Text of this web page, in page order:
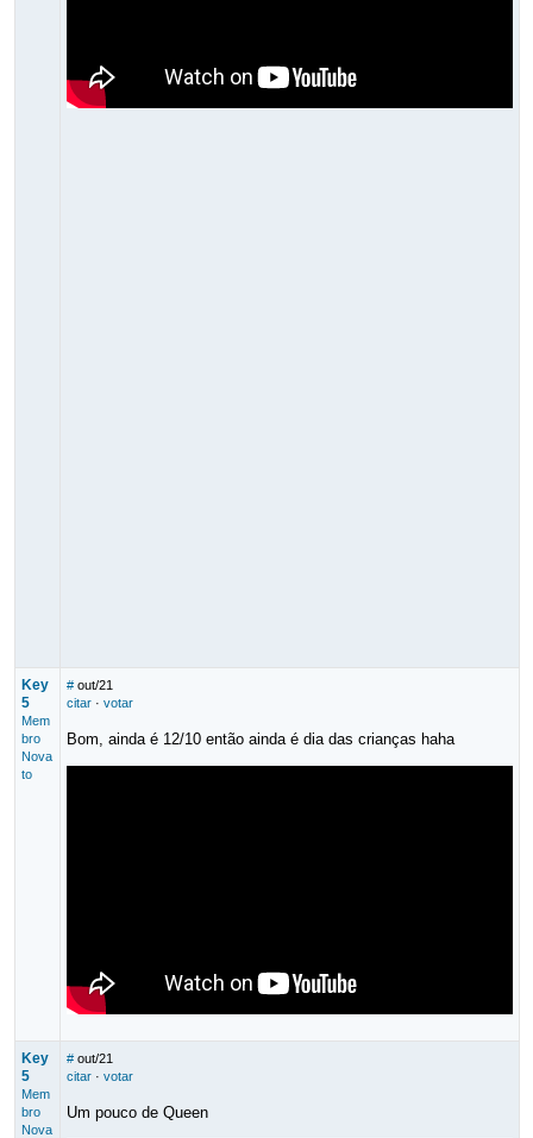
Key
5
Mem
bro
Nova
to
# out/21
citar· votar
Bom, ainda é 12/10 então ainda é dia das crianças haha
Key
5
Mem
bro
Nova
# out/21
citar· votar
Um pouco de Queen